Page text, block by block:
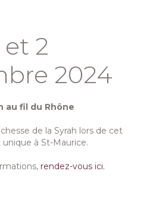
et 2
2024
au fil du Rhône
de la Syrah lors de cet
à St-Maurice.
rendez-vous ici.